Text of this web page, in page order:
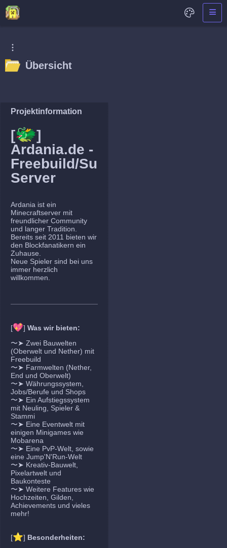
Übersicht
Projektinformation
[🐲]
Ardania.de -
Freebuild/Survival
Server
Ardania ist ein
Minecraftserver mit
freundlicher Community
und langer Tradition.
Bereits seit 2011 bieten wir
den Blockfanatikern ein
Zuhause.
Neue Spieler sind bei uns
immer herzlich
willkommen.
[💖] Was wir bieten:
〜➤ Zwei Bauwelten
(Oberwelt und Nether) mit
Freebuild
〜➤ Farmwelten (Nether,
End und Oberwelt)
〜➤ Währungssystem,
Jobs/Berufe und Shops
〜➤ Ein Aufstiegssystem
mit Neuling, Spieler &
Stammi
〜➤ Eine Eventwelt mit
einigen Minigames wie
Mobarena
〜➤ Eine PvP-Welt, sowie
eine Jump'N'Run-Welt
〜➤ Kreativ-Bauwelt,
Pixelartwelt und
Baukonteste
〜➤ Weitere Features wie
Hochzeiten, Gilden,
Achievements und vieles
mehr!
[⭐] Besonderheiten: